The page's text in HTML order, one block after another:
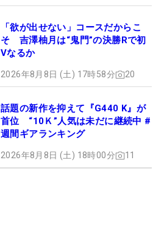
「欲が出せない」コースだからこ
そ 吉澤柚月は“鬼門”の決勝Rで初
Vなるか
2026年8月8日 (土) 17時58分 20
話題の新作を抑えて『G440 K』が
首位 “10Ｋ”人気は未だに継続中 #
週間ギアランキング
2026年8月8日 (土) 18時00分 11